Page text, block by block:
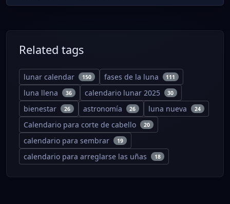
Related tags
lunar calendar 150 fases de la luna 111
luna llena 36 calendario lunar 2025 30
bienestar 26 astronomía 26 luna nueva 24
Calendario para corte de cabello 20
calendario para sembrar 19
calendario para arreglarse las uñas 18